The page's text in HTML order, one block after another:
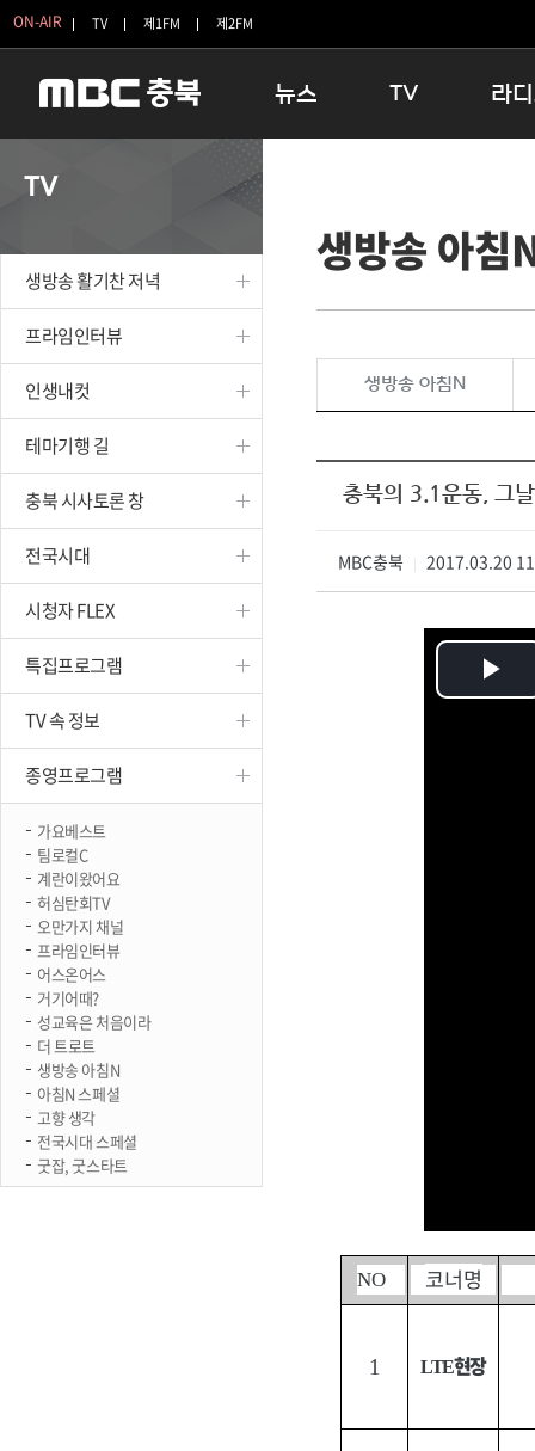
ON-AIR TV 제1FM 제2FM
뉴스
보은
옥천
TV
인생내컷
테마기행 길
시청자 FLEX
특집프로그램
종영프로그램
라
16:00
우리 고
TV
생방송 활기찬 저녁
프라임인터뷰
인생내컷
테마기행 길
충북 시사토론 창
전국시대
시청자 FLEX
특집프로그램
TV 속 정보
종영프로그램
가요베스트
팀로컬C
계란이왔어요
허심탄회TV
오만가지 채널
프라임인터뷰
어스온어스
거기어때?
성교육은 처음이라
더 트로트
생방송 아침N
아침N 스페셜
고향 생각
전국시대 스페셜
굿잡, 굿스타트
생방송 아침
생방송 아침N
충북의 3.1운동, 그
MBC충북 2017.03.20
NO 코너명
1 LTE현장